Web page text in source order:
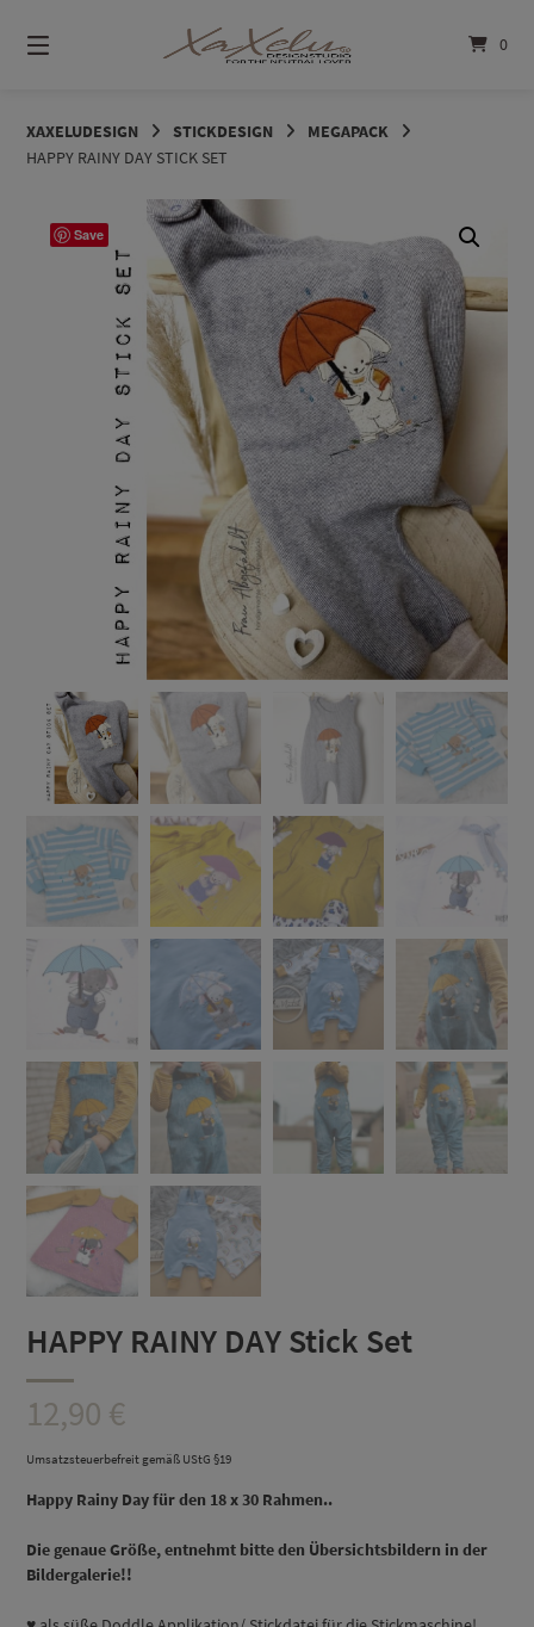
zum
Inhalt
0
XAXELUDESIGN STICKDESIGN
MEGAPACK
HAPPY RAINY DAY STICK SET
Save
HAPPY RAINY DAY Stick Set
12,90 €
Umsatzsteuerbefreit gemäß UStG §19
Happy Rainy Day für den 18 x 30 Rahmen..
Die genaue Größe, entnehmt bitte den Übersichtsbildern in der
Bildergalerie!!